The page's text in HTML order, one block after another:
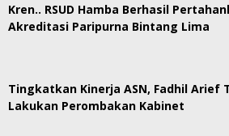
Kren.. RSUD Hamba Berhasil
Akreditasi Paripurna Bintang Lima
Tingkatkan Kinerja ASN, Fadhil Arief
Lakukan Perombakan Kabinet